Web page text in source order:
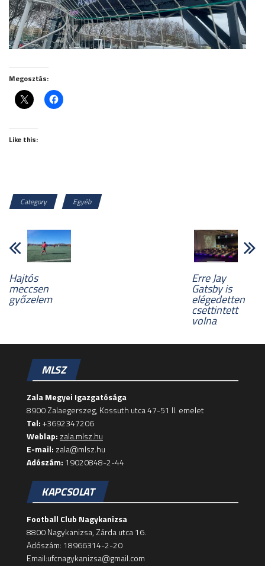
Megosztás:
Like this:
Category Egyéb
Hajtós
meccsen
győzelem
Erre Jay
Gatsby is
elégedetten
csettintett
volna
MLSZ
Zala Megyei Igazgatósága
8900 Zalaegerszeg, Kossuth utca 47-51 II. emelet
Tel:+3692347206
Weblap: zala.mlsz.hu
E-mail: zala@mlsz.hu
Adószám: 19020848-2-44
KAPCSOLAT
Football Club Nagykanizsa
8800 Nagykanizsa, Zárda utca 16.
Adószám: 18966314-2-20
Email:ufcnagykanizsa@gmail.com